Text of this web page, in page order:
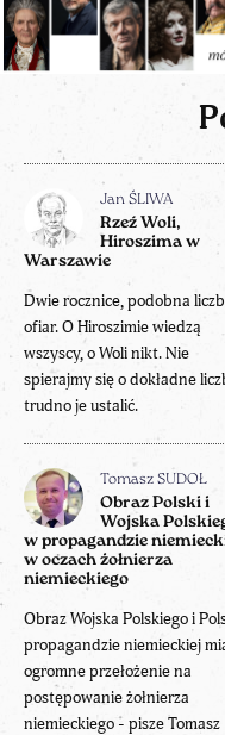
Jan ŚLIWA
Rzeź Woli,
Hiroszima w
Warszawie
Dwie rocznice, podobna
ofiar. O Hiroszimie wiedzą
wszyscy, o Woli nikt. Nie
spierajmy się o dokładne
trudno je ustalić.
Tomasz SUDOŁ
Obraz Polski i
Wojska
w propagandzie
w oczach żołnierza
niemieckiego
Obraz Wojska Polskiego i
propagandzie niemieckiej
ogromne przełożenie na
postępowanie żołnierza
niemieckiego - pisze Tomasz